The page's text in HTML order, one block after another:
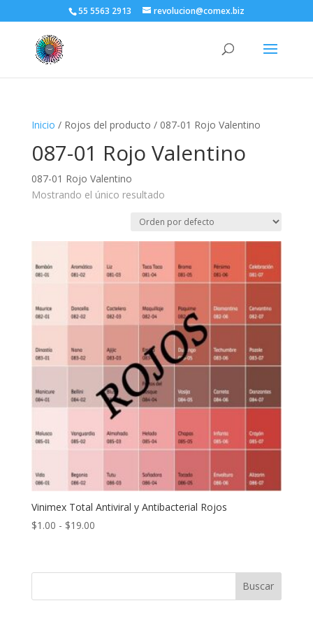
55 5563 2913 revolucion@comex.biz
Inicio / Rojos del producto / 087-01 Rojo Valentino
087-01 Rojo Valentino
087-01 Rojo Valentino
Mostrando el único resultado
Vinimex Total Antiviral y Antibacterial Rojos
$1.00 - $19.00Rango
desde
Buscar